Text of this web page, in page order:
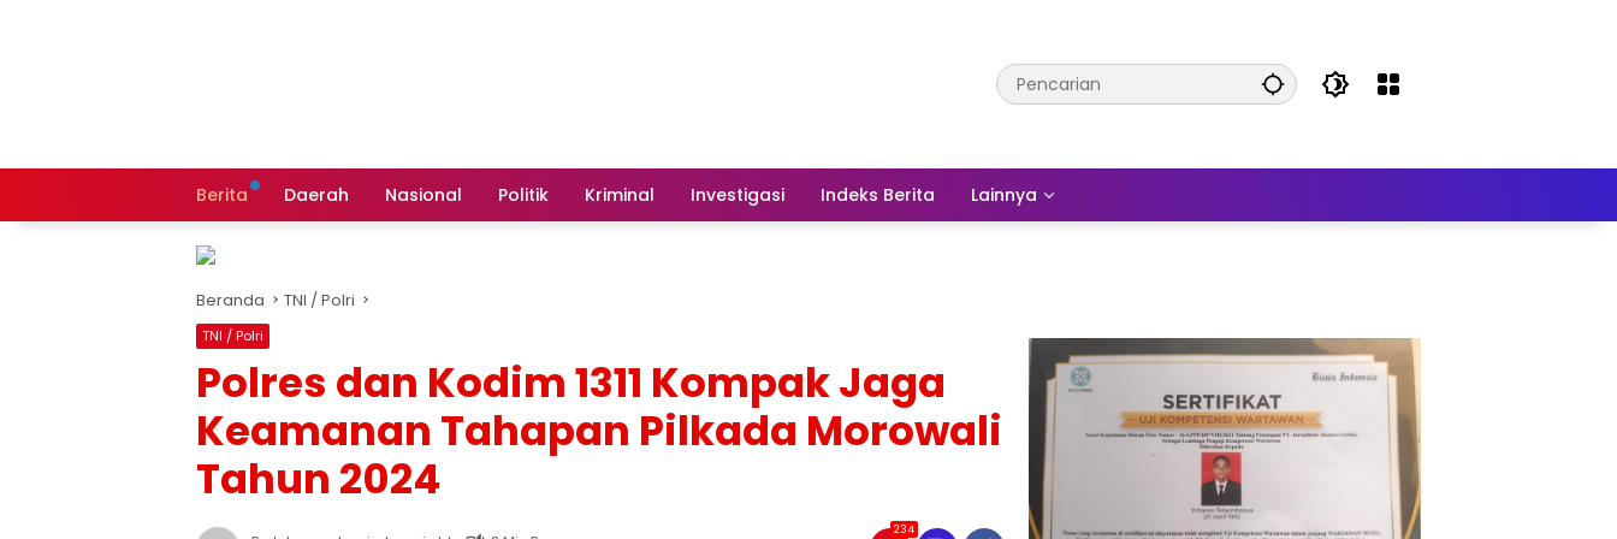
Berita Daerah Nasional Politik Kriminal Investigasi Indeks Berita Lainnya
Beranda TNI / Polri
TNI / Polri
Polres dan Kodim 1311 Kompak Jaga
Keamanan Tahapan Pilkada Morowali
Tahun 2024
234